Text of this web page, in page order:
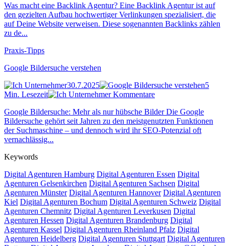
Was macht eine Backlink Agentur? Eine Backlink Agentur ist auf
den gezielten Aufbau hochwertiger Verlinkungen spezialisiert, die
auf Deine Website verweisen. Diese sogenannten Backlinks zählen
zu de...
Praxis-Tipps
Google Bildersuche verstehen
30.7.2025
5
Min. Lesezeit
Kommentare
Google Bildersuche: Mehr als nur hübsche Bilder Die Google
Bildersuche gehört seit Jahren zu den meistgenutzten Funktionen
der Suchmaschine – und dennoch wird ihr SEO-Potenzial oft
vernachlässig...
Keywords
Digital Agenturen Hamburg Digital Agenturen Essen Digital
Agenturen Gelsenkirchen Digital Agenturen Sachsen Digital
Agenturen Münster Digital Agenturen Hannover Digital Agenturen
Kiel Digital Agenturen Bochum Digital Agenturen Schweiz Digital
Agenturen Chemnitz Digital Agenturen Leverkusen Digital
Agenturen Hessen Digital Agenturen Brandenburg Digital
Agenturen Kassel Digital Agenturen Rheinland Pfalz Digital
Agenturen Heidelberg Digital Agenturen Stuttgart Digital Agenturen